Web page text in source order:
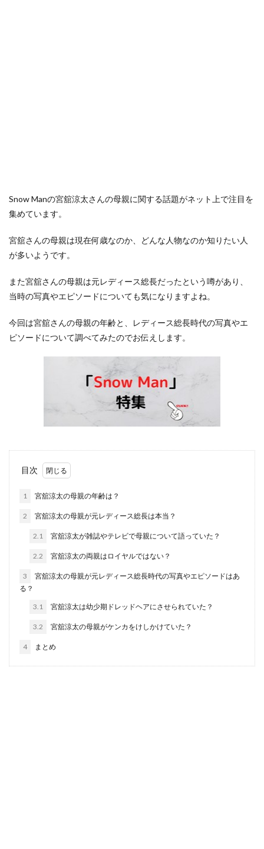
Snow Manの宮舘涼太さんの母親に関する話題がネット上で注目を
集めています。
宮舘さんの母親は現在何歳なのか、どんな人物なのか知りたい人
が多いようです。
また宮舘さんの母親は元レディース総長だったという噂があり、
当時の写真やエピソードについても気になりますよね。
今回は宮舘さんの母親の年齢と、レディース総長時代の写真やエ
ピソードについて調べてみたのでお伝えします。
目次
1 宮舘涼太の母親の年齢は？
2 宮舘涼太の母親が元レディース総長は本当？
2.1 宮舘涼太が雑誌やテレビで母親について語っていた？
2.2 宮舘涼太の両親はロイヤルではない？
3
宮舘涼太の母親が元レディース総長時代の写真やエピソードはあ
る？
3.1 宮舘涼太は幼少期ドレッドヘアにさせられていた？
3.2 宮舘涼太の母親がケンカをけしかけていた？
4 まとめ